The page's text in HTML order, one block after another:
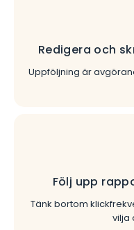
Redigera och
Uppföljning är
Följ upp
Tänk bortom
vilja